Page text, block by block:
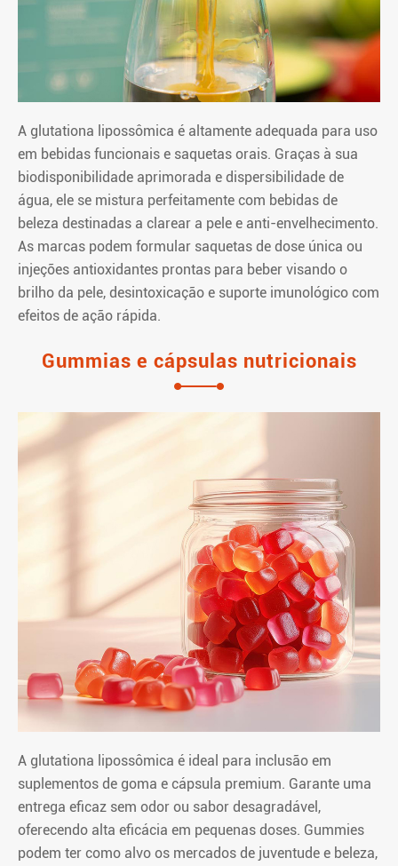
A glutationa lipossômica é altamente adequada para uso
em bebidas funcionais e saquetas orais. Graças à sua
biodisponibilidade aprimorada e dispersibilidade de
água, ele se mistura perfeitamente com bebidas de
beleza destinadas a clarear a pele e anti-envelhecimento.
As marcas podem formular saquetas de dose única ou
injeções antioxidantes prontas para beber visando o
brilho da pele, desintoxicação e suporte imunológico com
efeitos de ação rápida.
Gummias e cápsulas nutricionais
A glutationa lipossômica é ideal para inclusão em
suplementos de goma e cápsula premium. Garante uma
entrega eficaz sem odor ou sabor desagradável,
oferecendo alta eficácia em pequenas doses. Gummies
podem ter como alvo os mercados de juventude e beleza,